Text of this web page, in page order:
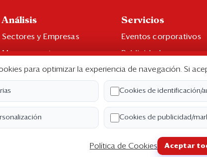
Análisis
Sectores y Empresas
Management
Economía y Finanzas
Ranking CEO
Blogs
Servicios
Eventos corporativos
Publicidad
Contáctenos
Libro de reclamaciones
Copyright ©2026 Semana
para optimizar la experiencia de navegación. Si
Cookies de identificación/
Cookies de publicidad/
Política de Cookies Aceptar